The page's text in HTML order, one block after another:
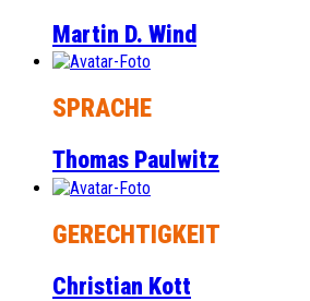
Martin D. Wind
SPRACHE
Thomas Paulwitz
GERECHTIGKEIT
Christian Kott